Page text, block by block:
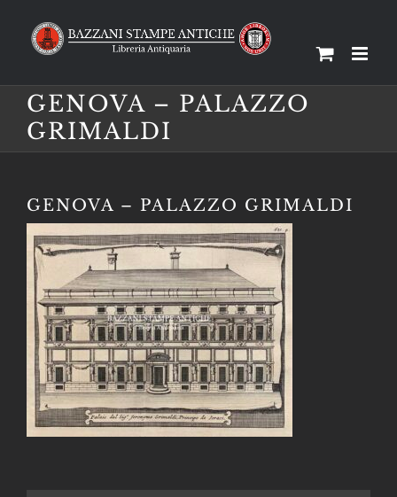
GENOVA – PALAZZO
GRIMALDI
GENOVA – PALAZZO GRIMALDI